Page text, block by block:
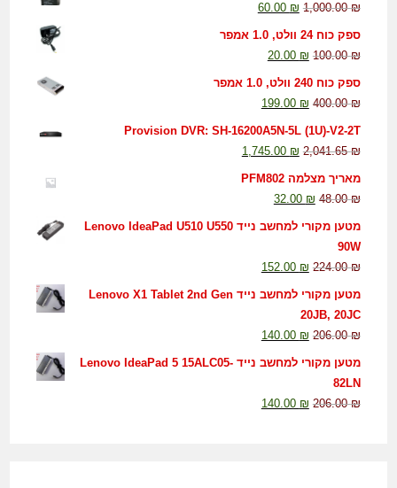
1,000.00₪
60.00 ₪
ספק כוח 24 וולט, 1.0 אמפר
100.00₪
20.00 ₪
ספק כוח 240 וולט, 1.0 אמפר
400.00₪
199.00 ₪
Provision DVR: SH-16200A5N-5L (1U)-V2-2T
2,041.65₪
1,745.00 ₪
מאריך מצלמה PFM802
48.00₪
32.00 ₪
מטען מקורי למחשב נייד Lenovo IdeaPad U510 U550
90W
224.00₪
152.00 ₪
מטען מקורי למחשב נייד Lenovo X1 Tablet 2nd Gen
20JB, 20JC
206.00₪
140.00 ₪
מטען מקורי למחשב נייד Lenovo IdeaPad 5 15ALC05-
82LN
206.00₪
140.00 ₪